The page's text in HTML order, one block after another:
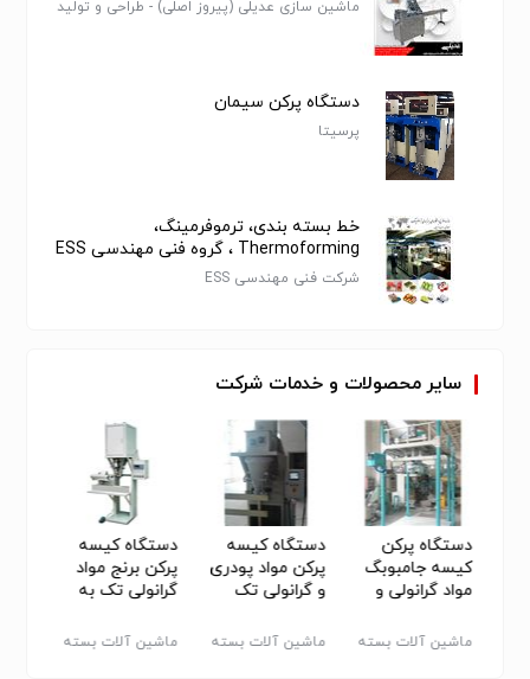
سایرمحصولات و خدمات شرکت
دستگاه پرکن
کیسه جامبوبگ
مواد گرانولی و
ماشین آلات بسته
دستگاه کیسه
پرکن مواد پودری
و گرانولی تک
توزین
ماشین آلات بسته
دستگاه کیسه
پرکن برنج مواد
گرانولی تک به
ماشین آلات بسته
ماشین سازی عدیلی (پیروز اصلی) - طراحی و تولید
دستگاه پرکن سیمان
پرسیتا
خط بسته بندی، ترموفرمینگ،
Thermoforming ، گروه فنی مهندسی ESS
شرکت فنی مهندسی ESS